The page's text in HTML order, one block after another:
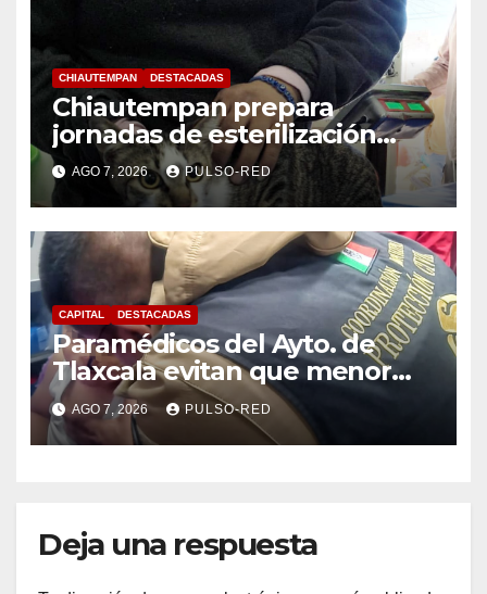
CHIAUTEMPAN DESTACADAS
Chiautempan prepara
jornadas de esterilización
para perros y gatos
AGO 7, 2026 PULSO-RED
CAPITAL DESTACADAS
Paramédicos del Ayto. de
Tlaxcala evitan que menor
sufra complicaciones por
hipotermia tras caer en una
cisterna
AGO 7, 2026 PULSO-RED
Deja una respuesta